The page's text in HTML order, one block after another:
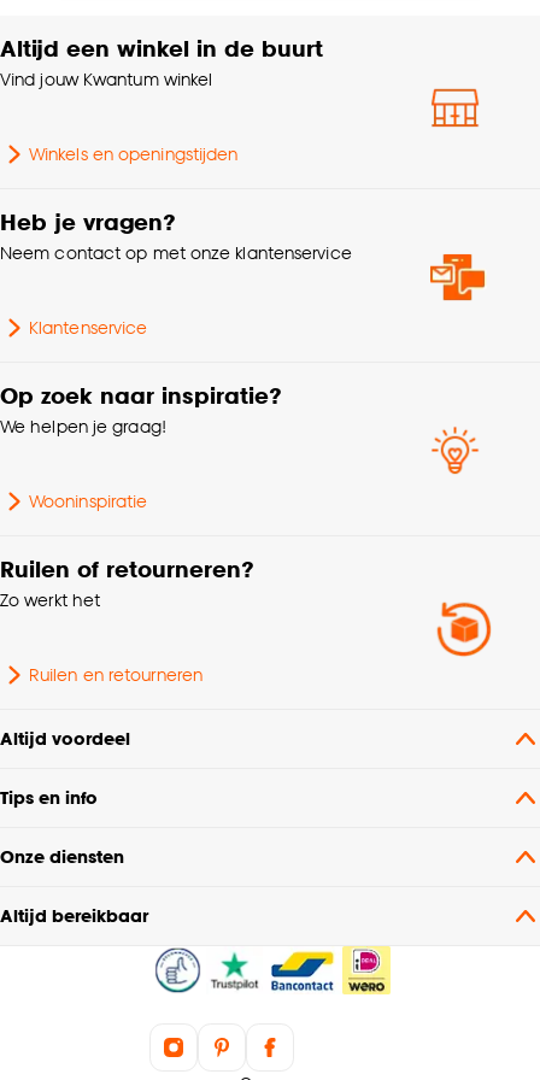
klikken.
Goed om te weten is dat je deze keuze altijd nog
cookieverklaring.
Samenstelling Polyester 100%
Wasvoorschriften
Afnemen met vochtige
Kenmerken
Gewicht gram per m2
Kleurtint
Garantietermijn
Altijd een winkel in de buurt
Vind jouw Kwantum winkel
Winkels en openingstijden
Heb je vragen?
Neem contact op met onze klantenservice
Klantenservice
Op zoek naar inspiratie?
We helpen je graag!
Wooninspiratie
Ruilen of retourneren?
Zo werkt het
Ruilen en retourneren
Altijd voordeel
Tips en info
Onze diensten
Altijd bereikbaar